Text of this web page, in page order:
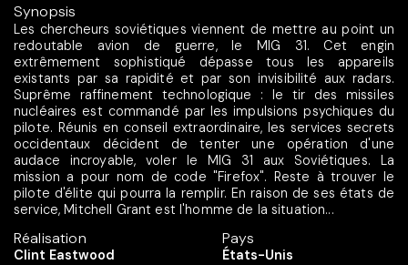
Synopsis
Les chercheurs soviétiques viennent de mettre au point un
redoutable avion de guerre, le MIG 31. Cet engin
extrêmement sophistiqué dépasse tous les appareils
existants par sa rapidité et par son invisibilité aux radars.
Suprême raffinement technologique : le tir des missiles
nucléaires est commandé par les impulsions psychiques du
pilote. Réunis en conseil extraordinaire, les services secrets
occidentaux décident de tenter une opération d'une
audace incroyable, voler le MIG 31 aux Soviétiques. La
mission a pour nom de code "Firefox". Reste à trouver le
pilote d'élite qui pourra la remplir. En raison de ses états de
service, Mitchell Grant est l'homme de la situation...
Réalisation
Clint Eastwood
Pays
États-Unis